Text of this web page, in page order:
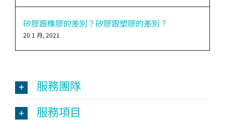
矽膠跟橡膠的差別？矽膠跟塑膠的差別？
20 1 月, 2021
服務團隊
服務項目